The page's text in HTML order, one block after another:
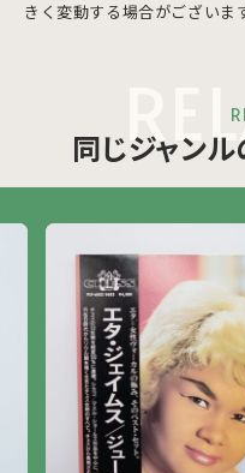
きく変動する場合がございま
同じジャン